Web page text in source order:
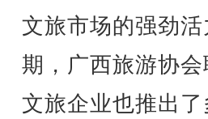
文旅市场的强劲
期，广西旅游协
文旅企业也推出